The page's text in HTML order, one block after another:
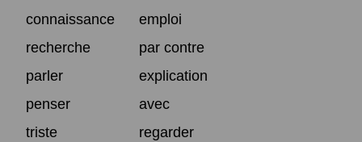
connaissance
emploi
recherche
par contre
parler
explication
penser
avec
triste
regarder